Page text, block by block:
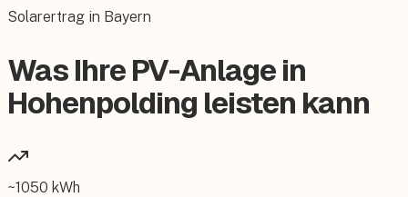
Solarertrag in Bayern
Was Ihre PV-Anlage in
Hohenpolding leisten kann
~1050 kWh